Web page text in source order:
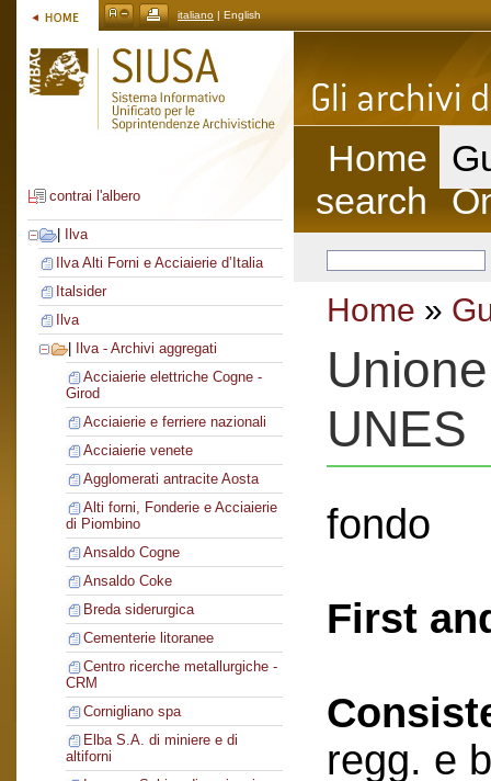
italiano | English
contrai l'albero
Ilva
Ilva Alti Forni e Acciaierie d’Italia
Italsider
Ilva
Ilva - Archivi aggregati
Acciaierie elettriche Cogne -
Girod
Acciaierie e ferriere nazionali
Acciaierie venete
Agglomerati antracite Aosta
Alti forni, Fonderie e Acciaierie
di Piombino
Ansaldo Cogne
Ansaldo Coke
Breda siderurgica
Cementerie litoranee
Centro ricerche metallurgiche -
CRM
Cornigliano spa
Elba S.A. di miniere e di
altiforni
Home
search
Home »
UNES
fondo
First
regg. e